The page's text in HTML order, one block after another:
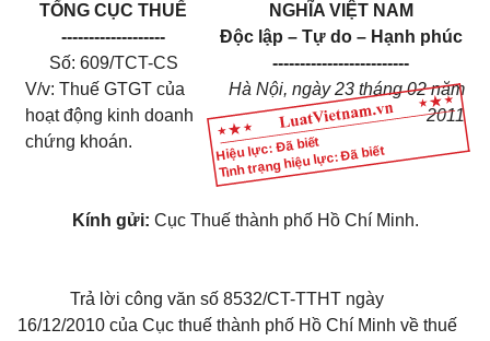
Hiệu lực: Đã biết
Tình trạng hiệu lực: Đã biết
TỔNG CỤC THUẾ
-------------------
Số: 609/TCT-CS
V/v: Thuế GTGT của
hoạt động kinh doanh
chứng khoán.
NGHĨA VIỆT NAM
Độc lập – Tự do – Hạnh phúc
-------------------------
Hà Nội, ngày 23 tháng 02 năm
2011
Kính gửi: Cục Thuế thành phố Hồ Chí Minh.
Trả lời công văn số 8532/CT-TTHT ngày
16/12/2010 của Cục thuế thành phố Hồ Chí Minh về thuế